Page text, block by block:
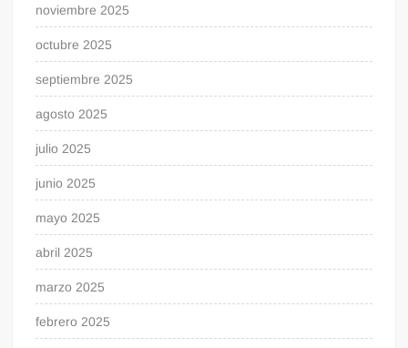
noviembre 2025
octubre 2025
septiembre 2025
agosto 2025
julio 2025
junio 2025
mayo 2025
abril 2025
marzo 2025
febrero 2025